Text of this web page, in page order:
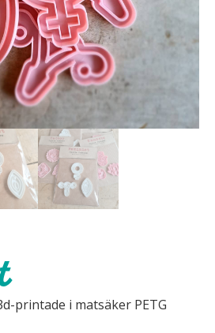
printade i matsäker PETG